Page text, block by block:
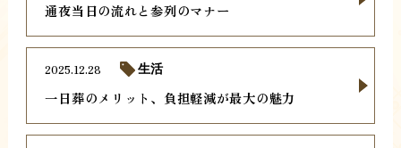
通夜当日の流れと参列のマナー
一日葬のメリット、負担軽減が最大の魅力
2025.12.28 生活